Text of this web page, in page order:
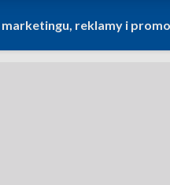
marketingu, reklamy i